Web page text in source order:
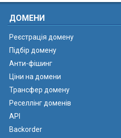
ДОМЕНИ
Реєстрація домену
Підбір домену
Анти-фішинг
Ціни на домени
Трансфер домену
Реселлінг доменів
API
Backorder